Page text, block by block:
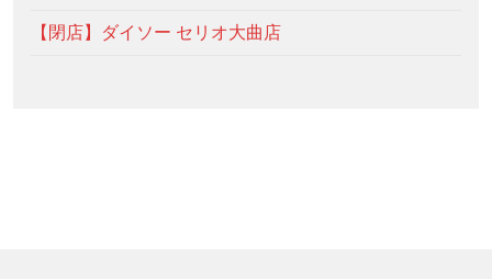
【閉店】ダイソー セリオ大曲店